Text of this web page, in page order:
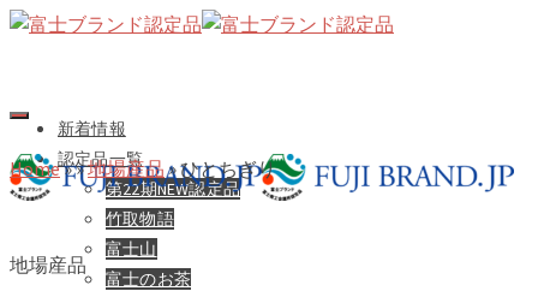
新着情報
認定品一覧
第22期NEW認定品
竹取物語
富士山
富士のお茶
Home»»地場産品 »ひとちぎり
地場産品